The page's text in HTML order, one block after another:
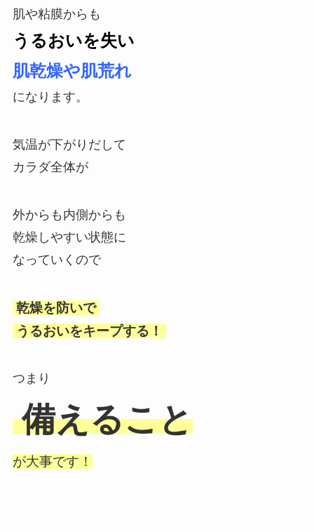
肌や粘膜からも
うるおいを失い
肌乾燥や肌荒れ
になります。
気温が下がりだして
カラダ全体が
外からも内側からも
乾燥しやすい状態に
なっていくので
乾燥を防いで
うるおいをキープする！
つまり
備えること
が大事です！